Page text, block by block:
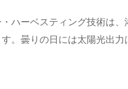
ハーベスティング技術は
。曇りの日には太陽光出